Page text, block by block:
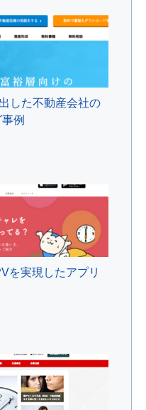
した不動産会社の
例
を実現したアプリ